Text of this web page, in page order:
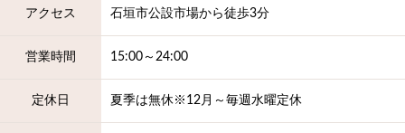
アクセス 石垣市公設市場から徒歩3分
営業時間 15:00～24:00
定休日 夏季は無休※12月～毎週水曜定休